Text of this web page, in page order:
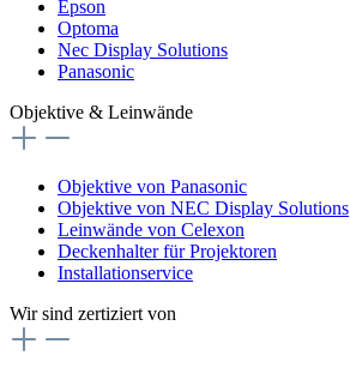
Epson
Optoma
Nec Display Solutions
Panasonic
Objektive & Leinwände
Objektive von Panasonic
Objektive von NEC Display Solutions
Leinwände von Celexon
Deckenhalter für Projektoren
Installationservice
Wir sind zertiziert von